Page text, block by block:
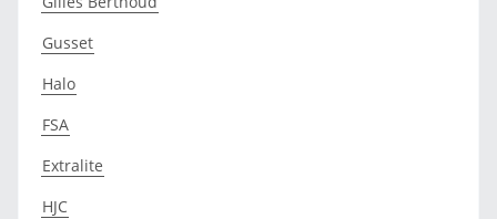
Gusset
Halo
FSA
Extralite
HJC